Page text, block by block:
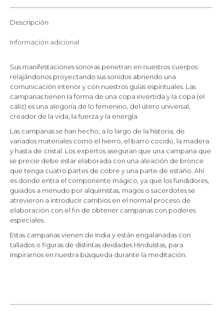
Descripción
Información adicional
Sus manifestaciones sonoras penetran en nuestros cuerpos
relajándonos proyectando sus sonidos abriendo una
comunicación interior y con nuestros guías espirituales. Las
campanas tienen la forma de una copa invertida y la copa (el
cáliz) es una alegoría de lo femenino, del útero universal,
creador de la vida, la fuerza y la energía.
Las campanas se han hecho, a lo largo de la historia, de
variados materiales como el hierro, el barro cocido, la madera
y hasta de cristal. Los expertos aseguran que una campana que
se precie debe estar elaborada con una aleación de bronce
que tenga cuatro partes de cobre y una parte de estaño. Ahí
es donde entra el componente mágico, ya que los fundidores,
guiados a menudo por alquimistas, magos o sacerdotes se
atrevieron a introducir cambios en el normal proceso de
elaboración con el fin de obtener campanas con poderes
especiales.
Estas campanas vienen de India y están engalanadas con
tallados o figuras de distintas deidades Hinduistas, para
inspirarnos en nuestra búsqueda durante la meditación.